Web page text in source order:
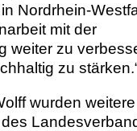
Nordrhein-
mit der
weiter zu
zu
wurden